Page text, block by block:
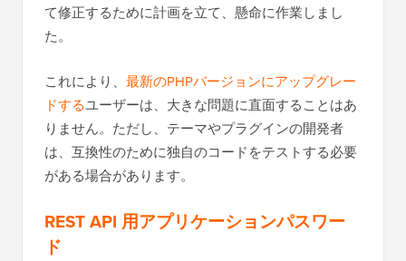
て修正するために計画を立て、懸命に作業しまし
た。
これにより、 最新のPHPバージョンにアップグレー
ドするユーザーは、大きな問題に直面することはあ
りません。ただし、テーマやプラグインの開発者
は、互換性のために独自のコードをテストする必要
がある場合があります。
REST API 用アプリケーションパスワー
ド